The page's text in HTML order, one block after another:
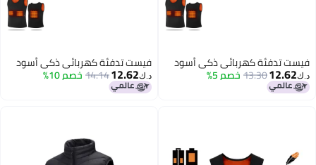
فيست تدفئة كهربائي ذكي أسود
د.ك‏12.62
13.30خصم 5%
فيست تدفئة كهربائي ذكي أسود
د.ك‏12.62
14.14خصم 10%